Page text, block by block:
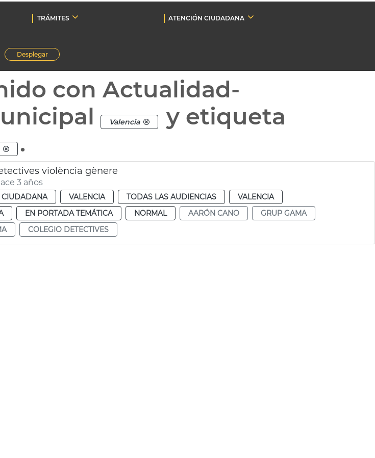
TRÁMITES
ATENCIÓN CIUDADANA
Desplegar
con Actualidad-
Valencia y etiqueta
.
violència gènere
3 años
VALENCIA TODAS LAS AUDIENCIAS
VALENCIA
EN PORTADA TEMÁTICA NORMAL AARÓN CANO
GRUP GAMA
COLEGIO DETECTIVES